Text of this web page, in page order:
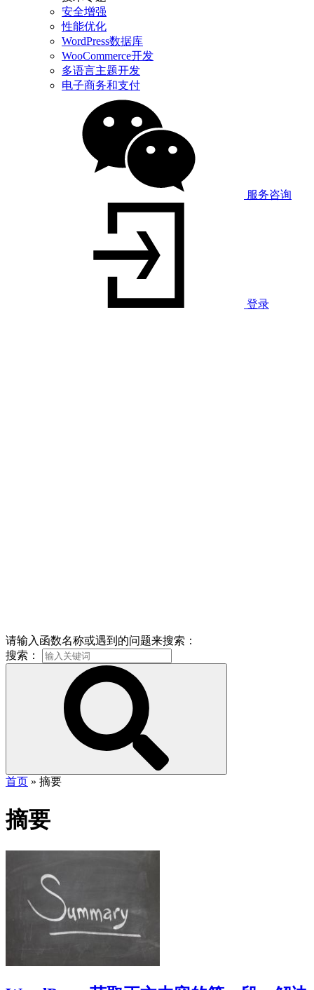
安全增强
性能优化
WordPress数据库
WooCommerce开发
多语言主题开发
电子商务和支付
服务咨询
登录
请输入函数名称或遇到的问题来搜索：
搜索：
首页 » 摘要
摘要